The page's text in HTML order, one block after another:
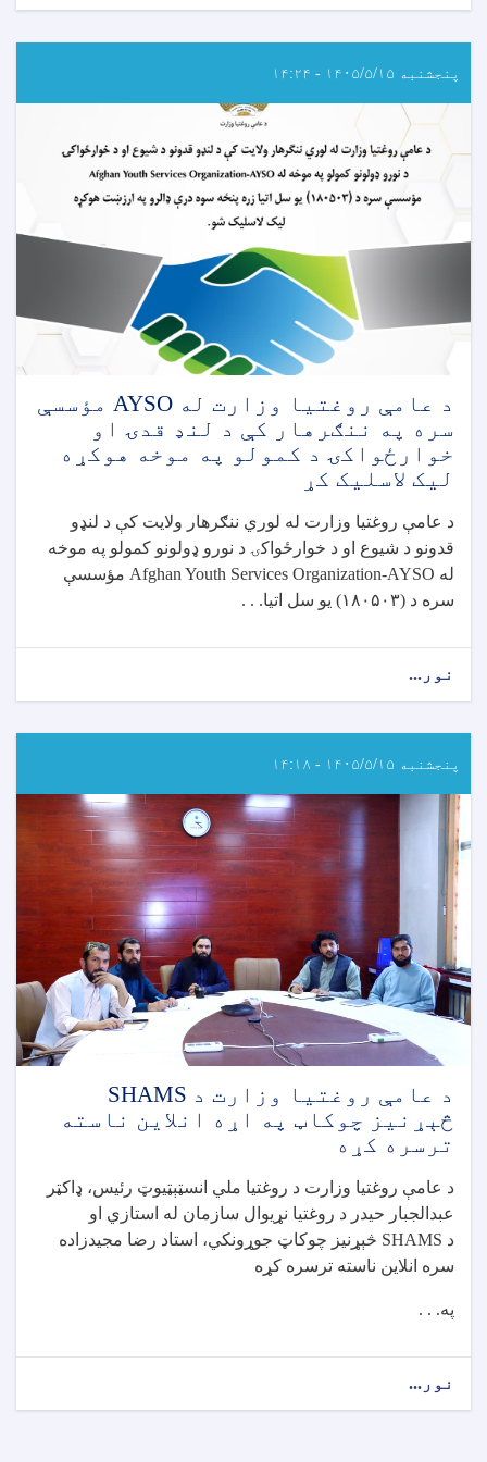
روغتيا
وزارت
لوري
د
نړيوالو
همکارو
ادارو
مؤسسو
استازو
د
ته
د
ځواب‌ویلو
نوبتي
ترسره
شوه
پنجشنبه ۱۴۰۵/۵/۱۵ - ۱۴:۲۴
د عامې روغتیا وزارت له AYSO مؤسسې
سره په ننګرهار کې د لنډ قدۍ او
خوارځواکۍ د کمولو په موخه هوکړه
لیک لاسلیک کړ
د عامې روغتیا وزارت له لوري ننګرهار ولایت کې د لنډو
قدونو د شيوع او د خوارځواکۍ د نورو ډولونو کمولو په موخه
له Afghan Youth Services Organization-AYSO مؤسسې
سره د (۱۸۰۵۰۳) یو سل اتیا. . .
نور...
روغتیا
وزارت
AYSO
مؤسسې
ننګرهار
د
لنډ
قدۍ
او
خوارځواکۍ
د
کمولو
موخه
هوکړه
لیک
کړ
پنجشنبه ۱۴۰۵/۵/۱۵ - ۱۴:۱۸
د عامې روغتیا وزارت د SHAMS
څېړنیز چوکاټ په اړه انلاین ناسته
ترسره کړه
د عامې روغتيا وزارت د روغتيا ملي انسټېټیوټ رئيس، ډاکټر
عبدالجبار حيدر د روغتيا نړيوال سازمان له استازي او
د SHAMS څېړنيز چوکاټ جوړونکي، استاد رضا مجيدزاده
سره انلاين ناسته ترسره کړه
په. . .
نور...